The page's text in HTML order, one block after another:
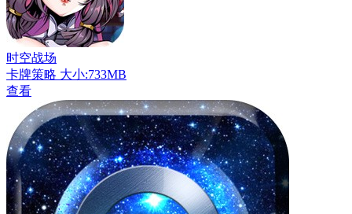
时空战场
卡牌策略 大小:733MB
查看